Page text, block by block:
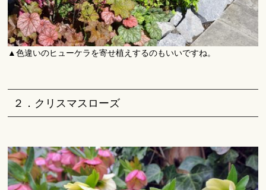
▲色違いのヒューケラを寄せ植えするのもいいですね。
２．クリスマスローズ